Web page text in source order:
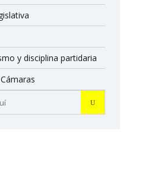
y disciplina partidaria